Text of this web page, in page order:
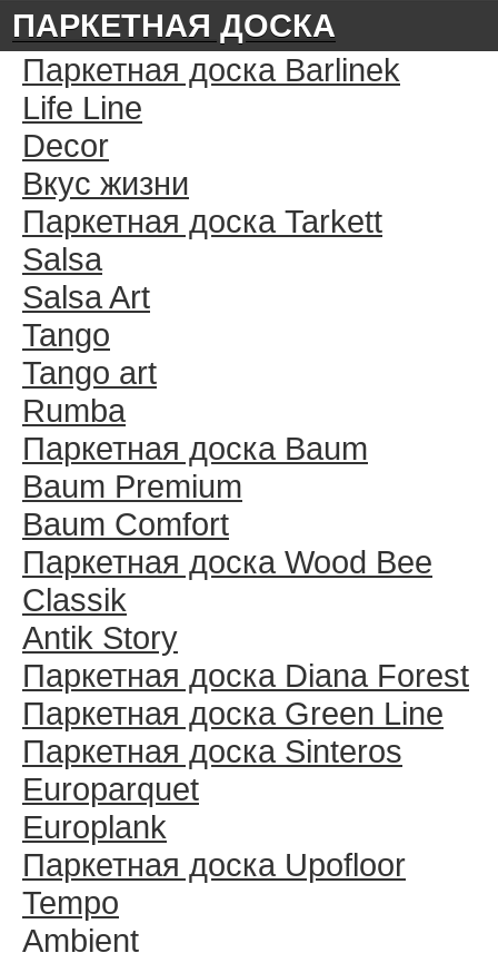
ПАРКЕТНАЯ ДОСКА
Паркетная доска Barlinek
Life Line
Decor
Вкус жизни
Паркетная доска Tarkett
Salsa
Salsa Art
Tango
Tango art
Rumba
Паркетная доска Baum
Baum Premium
Baum Comfort
Паркетная доска Wood Bee
Classik
Antik Story
Паркетная доска Diana Forest
Паркетная доска Green Line
Паркетная доска Sinteros
Europarquet
Europlank
Паркетная доска Upofloor
Tempo
Ambient